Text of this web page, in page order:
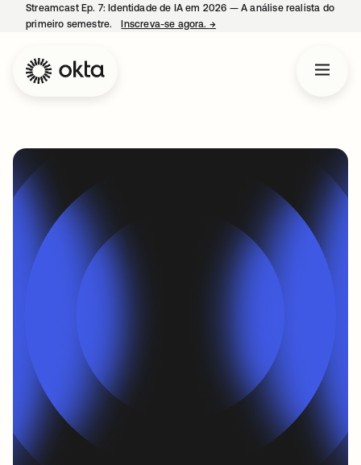
Streamcast Ep. 7: Identidade de IA em 2026 — A análise realista do
primeiro semestre.
Inscreva-se agora. →